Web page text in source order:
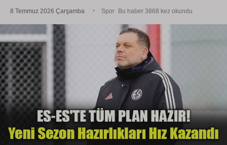
8 Temmuz 2026 Çarşamba Spor Bu haber 3868 kez okundu